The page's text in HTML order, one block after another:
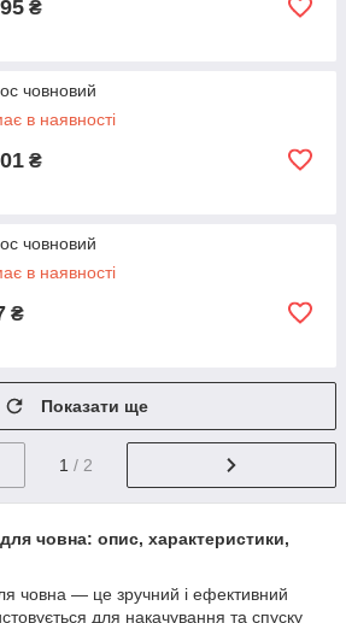
₴
човновий
в наявності
₴
човновий
в наявності
₴
Показати ще
1 / 2
човна: опис, характеристики,
човна — це зручний і ефективний
для накачування та спуску